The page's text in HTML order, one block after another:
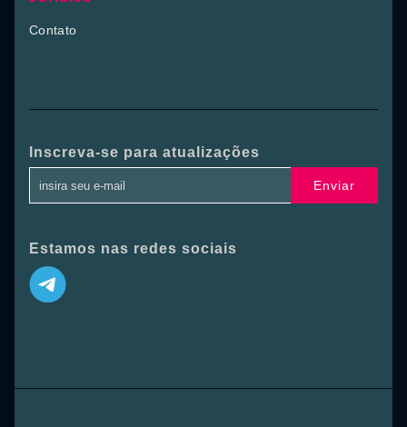
Contato
Inscreva-se para atualizações
Enviar
Estamos nas redes sociais